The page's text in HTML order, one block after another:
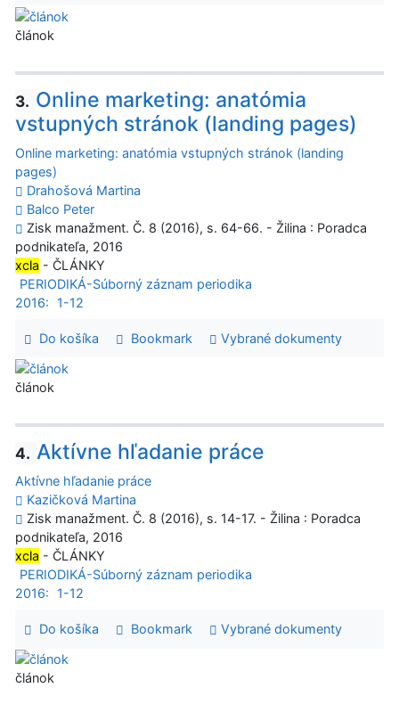
článok
3. Online marketing: anatómia
vstupných stránok (landing pages)
Online marketing: anatómia vstupných stránok (landing
pages)
Drahošová Martina
Balco Peter
Zisk manažment. Č. 8 (2016), s. 64-66. - Žilina : Poradca
podnikateľa, 2016
xcla - ČLÁNKY
PERIODIKÁ-Súborný záznam periodika
2016:
1-12
Do košíka Bookmark Vybrané dokumenty
článok
4. Aktívne hľadanie práce
Aktívne hľadanie práce
Kazičková Martina
Zisk manažment. Č. 8 (2016), s. 14-17. - Žilina : Poradca
podnikateľa, 2016
xcla - ČLÁNKY
PERIODIKÁ-Súborný záznam periodika
2016:
1-12
Do košíka Bookmark Vybrané dokumenty
článok